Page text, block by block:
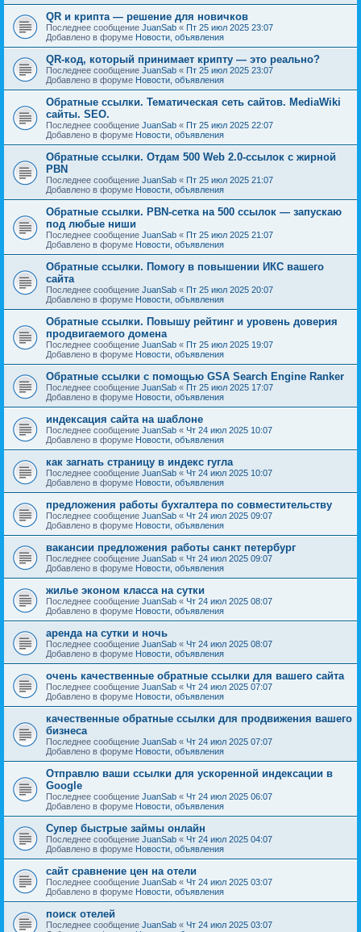
QR и крипта — решение для новичков
Последнее сообщение JuanSab « Пт 25 июл 2025 23:07
Добавлено в форуме Новости, объявления
QR-код, который принимает крипту — это реально?
Последнее сообщение JuanSab « Пт 25 июл 2025 23:07
Добавлено в форуме Новости, объявления
Обратные ссылки. Тематическая сеть сайтов. MediaWiki
сайты. SEO.
Последнее сообщение JuanSab « Пт 25 июл 2025 22:07
Добавлено в форуме Новости, объявления
Обратные ссылки. Отдам 500 Web 2.0-ссылок с жирной
PBN
Последнее сообщение JuanSab « Пт 25 июл 2025 21:07
Добавлено в форуме Новости, объявления
Обратные ссылки. PBN-сетка на 500 ссылок — запускаю
под любые ниши
Последнее сообщение JuanSab « Пт 25 июл 2025 21:07
Добавлено в форуме Новости, объявления
Обратные ссылки. Помогу в повышении ИКС вашего
сайта
Последнее сообщение JuanSab « Пт 25 июл 2025 20:07
Добавлено в форуме Новости, объявления
Обратные ссылки. Повышу рейтинг и уровень доверия
продвигаемого домена
Последнее сообщение JuanSab « Пт 25 июл 2025 19:07
Добавлено в форуме Новости, объявления
Обратные ссылки с помощью GSA Search Engine Ranker
Последнее сообщение JuanSab « Пт 25 июл 2025 17:07
Добавлено в форуме Новости, объявления
индексация сайта на шаблоне
Последнее сообщение JuanSab « Чт 24 июл 2025 10:07
Добавлено в форуме Новости, объявления
как загнать страницу в индекс гугла
Последнее сообщение JuanSab « Чт 24 июл 2025 10:07
Добавлено в форуме Новости, объявления
предложения работы бухгалтера по совместительству
Последнее сообщение JuanSab « Чт 24 июл 2025 09:07
Добавлено в форуме Новости, объявления
вакансии предложения работы санкт петербург
Последнее сообщение JuanSab « Чт 24 июл 2025 09:07
Добавлено в форуме Новости, объявления
жилье эконом класса на сутки
Последнее сообщение JuanSab « Чт 24 июл 2025 08:07
Добавлено в форуме Новости, объявления
аренда на сутки и ночь
Последнее сообщение JuanSab « Чт 24 июл 2025 08:07
Добавлено в форуме Новости, объявления
очень качественные обратные ссылки для вашего сайта
Последнее сообщение JuanSab « Чт 24 июл 2025 07:07
Добавлено в форуме Новости, объявления
качественные обратные ссылки для продвижения вашего
бизнеса
Последнее сообщение JuanSab « Чт 24 июл 2025 07:07
Добавлено в форуме Новости, объявления
Отправлю ваши ссылки для ускоренной индексации в
Google
Последнее сообщение JuanSab « Чт 24 июл 2025 06:07
Добавлено в форуме Новости, объявления
Супер быстрые займы онлайн
Последнее сообщение JuanSab « Чт 24 июл 2025 04:07
Добавлено в форуме Новости, объявления
сайт сравнение цен на отели
Последнее сообщение JuanSab « Чт 24 июл 2025 03:07
Добавлено в форуме Новости, объявления
поиск отелей
Последнее сообщение JuanSab « Чт 24 июл 2025 03:07